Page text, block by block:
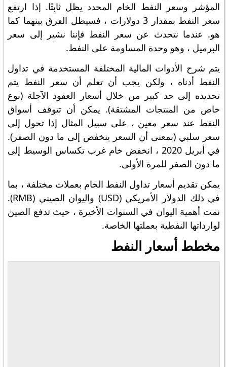
المؤشر وسعر النفط الخام المحدد يظل ثابتًا. إذا ارتفع
سعر النفط بمقدار 3 دولارات ، فسيظل الفرق بينهما كما
هو. عندما نتحدث عن سعر النفط فإننا نشير إلى سعر
البرميل ، وهو وحدة المساومة على النفط.
يتم شرح الأدوات المالية المختلفة المستخدمة في تداول
النفط أدناه ، ولكن يجب أن تعلم أن سعر النفط يتم
تحديده إلى حد كبير من خلال أسعار العقود الآجلة (نوع
خاص من المنتجات المشتقة). يمكن أن تتوقف أسواق
النفط عند سعر معين ، على سبيل المثال إذا تحول إلى
سعر سلبي (بمعنى أن السعر ينخفض ​​إلى ما دون الصفر).
في أبريل 2020 ، انخفض خام غرب تكساس الوسيط إلى
ما دون الصفر للمرة الأولى.
يمكن تقديم أسعار تداول النفط الخام بعملات مختلفة ، بما
في ذلك الدولار الأمريكي (USD) واليوان الصيني (RMB).
نمت أهمية اليوان في السنوات الأخيرة ، حيث تدفع الصين
لوارداتها النفطية بعملتها الخاصة.
مخطط أسعار النفط